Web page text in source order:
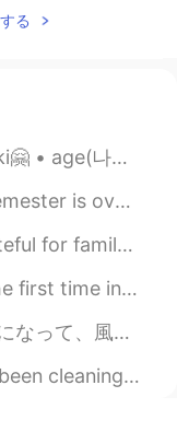
❤️
do👍
2021.02.10 23:04
る
) : Cyprus • height (키) : 16...
and today I need to sort...
year of life~! 🤗🌺 I d...
people. Shotgun is...
が気持ちいいです。😄 偶然で、近くはNight Clubのエリ...
posted anything~ I still ha...